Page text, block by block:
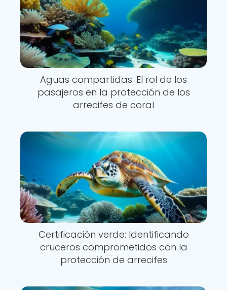
Aguas compartidas: El rol de los
pasajeros en la protección de los
arrecifes de coral
Certificación verde: Identificando
cruceros comprometidos con la
protección de arrecifes